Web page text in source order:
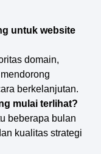
untuk website
domain,
berkelanjutan.
mulai terlihat?
beberapa bulan
kualitas strategi